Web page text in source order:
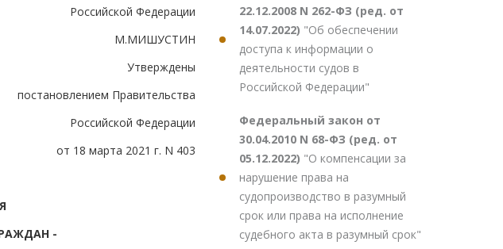
Российской Федерации
М.МИШУСТИН
Утверждены
постановлением Правительства
Российской Федерации
от 18 марта 2021 г. N 403
-
22.12.2008 N 262-ФЗ (ред. от
14.07.2022) "Об обеспечении
доступа к информации о
деятельности судов в
Российской Федерации"
Федеральный закон от
30.04.2010 N 68-ФЗ (ред. от
05.12.2022) "О компенсации за
нарушение права на
судопроизводство в разумный
срок или права на исполнение
судебного акта в разумный срок"